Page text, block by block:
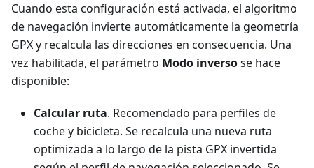
Cuando esta configuración está activada, el algoritmo
de navegación invierte automáticamente la geometría
GPX y recalcula las direcciones en consecuencia. Una
vez habilitada, el parámetro Modo inversose hace
disponible:
Calcular ruta. Recomendado para perfiles de
coche y bicicleta. Se recalcula una nueva ruta
optimizada a lo largo de la pista GPX invertida